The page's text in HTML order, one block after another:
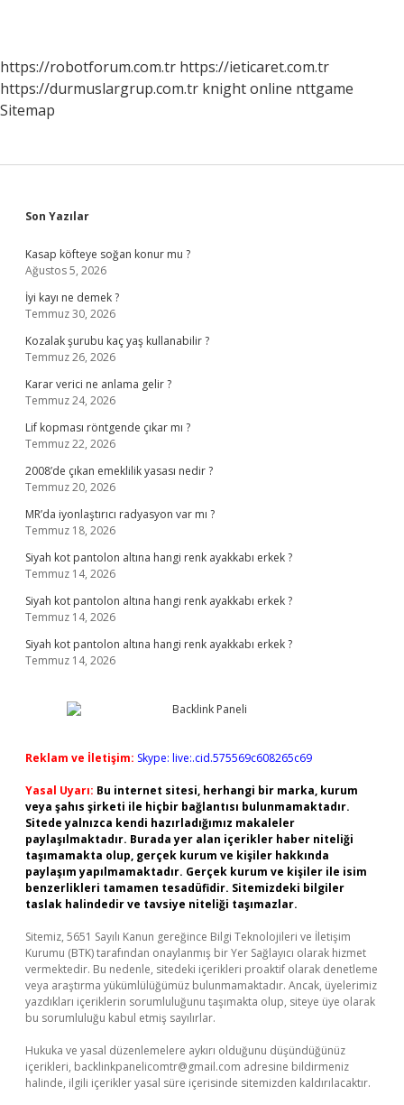
https://robotforum.com.tr https://ieticaret.com.tr
https://durmuslargrup.com.tr knight online nttgame
Sitemap
Sidebar
Son Yazılar
Kasap köfteye soğan konur mu ?
Ağustos 5, 2026
İyi kayı ne demek ?
Temmuz 30, 2026
Kozalak şurubu kaç yaş kullanabilir ?
Temmuz 26, 2026
Karar verici ne anlama gelir ?
Temmuz 24, 2026
Lif kopması röntgende çıkar mı ?
Temmuz 22, 2026
2008’de çıkan emeklilik yasası nedir ?
Temmuz 20, 2026
MR’da iyonlaştırıcı radyasyon var mı ?
Temmuz 18, 2026
Siyah kot pantolon altına hangi renk ayakkabı erkek ?
Temmuz 14, 2026
Siyah kot pantolon altına hangi renk ayakkabı erkek ?
Temmuz 14, 2026
Siyah kot pantolon altına hangi renk ayakkabı erkek ?
Temmuz 14, 2026
Reklam ve İletişim: Skype: live:.cid.575569c608265c69
Yasal Uyarı: Bu internet sitesi, herhangi bir marka, kurum
veya şahıs şirketi ile hiçbir bağlantısı bulunmamaktadır.
Sitede yalnızca kendi hazırladığımız makaleler
paylaşılmaktadır. Burada yer alan içerikler haber niteliği
taşımamakta olup, gerçek kurum ve kişiler hakkında
paylaşım yapılmamaktadır. Gerçek kurum ve kişiler ile isim
benzerlikleri tamamen tesadüfidir. Sitemizdeki bilgiler
taslak halindedir ve tavsiye niteliği taşımazlar.
Sitemiz, 5651 Sayılı Kanun gereğince Bilgi Teknolojileri ve İletişim
Kurumu (BTK) tarafından onaylanmış bir Yer Sağlayıcı olarak hizmet
vermektedir. Bu nedenle, sitedeki içerikleri proaktif olarak denetleme
veya araştırma yükümlülüğümüz bulunmamaktadır. Ancak, üyelerimiz
yazdıkları içeriklerin sorumluluğunu taşımakta olup, siteye üye olarak
bu sorumluluğu kabul etmiş sayılırlar.
Hukuka ve yasal düzenlemelere aykırı olduğunu düşündüğünüz
içerikleri, backlinkpanelicomtr@gmail.com adresine bildirmeniz
halinde, ilgili içerikler yasal süre içerisinde sitemizden kaldırılacaktır.